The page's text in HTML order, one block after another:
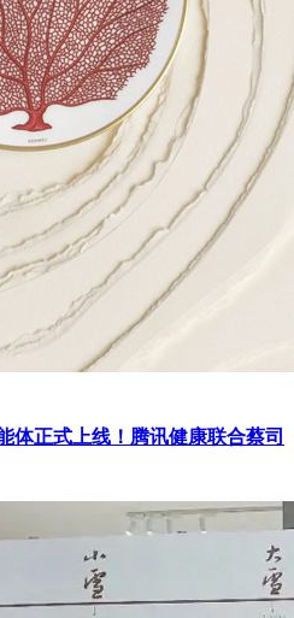
体正式上线！腾讯健康联合蔡司